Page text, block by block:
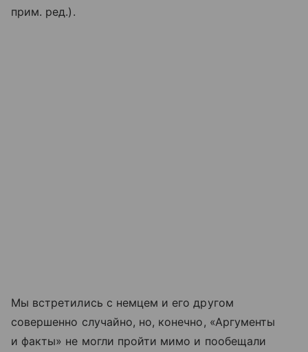
прим. ред.).
Мы встретились с немцем и его другом
совершенно случайно, но, конечно, «Аргументы
и факты» не могли пройти мимо и пообещали